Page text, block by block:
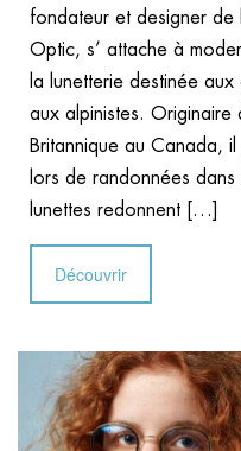
fondateur et designer de
Optic, s’ attache à
la lunetterie destinée
aux alpinistes.
Britannique au Canada,
lors de randonnées dans
lunettes redonnent […]
Découvrir